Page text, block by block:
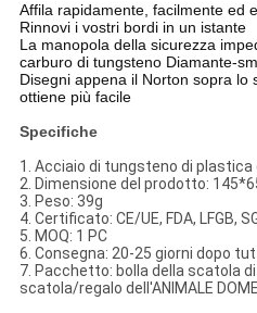
Affila rapidamente, facilmente ed
Rinnovi i vostri bordi in un istante
La manopola della sicurezza
carburo di tungsteno Diamante-
Disegni appena il Norton sopra lo
ottiene più facile
Specifiche
1. Acciaio di tungsteno di plastica
2. Dimensione del prodotto:
3. Peso: 39g
4. Certificato: CE/UE, FDA, LFGB,
5. MOQ: 1 PC
6. Consegna: 20-25 giorni dopo
7. Pacchetto: bolla della scatola
scatola/regalo dell'ANIMALE